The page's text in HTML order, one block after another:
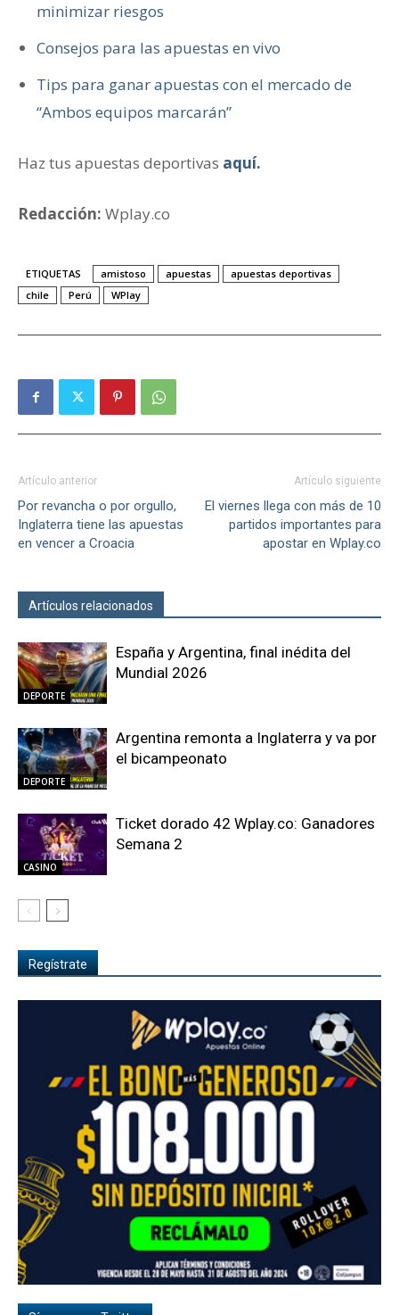
minimizar riesgos
Consejos para las apuestas en vivo
Tips para ganar apuestas con el mercado de
“Ambos equipos marcarán”
Haz tus apuestas deportivas aquí.
Redacción: Wplay.co
ETIQUETAS amistoso apuestas
apuestas deportivas
chile
Perú WPlay
Artículo anterior
Por revancha o por orgullo,
Inglaterra tiene las apuestas
en vencer a Croacia
Artículo siguiente
El viernes llega con más de 10
partidos importantes para
apostar en Wplay.co
Artículos relacionados
DEPORTE
España y Argentina, final inédita del
Mundial 2026
DEPORTE
Argentina remonta a Inglaterra y va por
el bicampeonato
CASINO
Ticket dorado 42 Wplay.co: Ganadores
Semana 2
Regístrate